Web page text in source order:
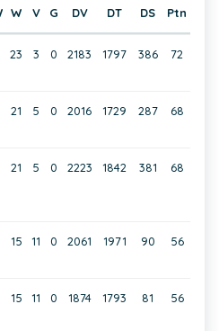
W V G DV DT DS Ptn
23 3 0 2183 1797 386 72
21 5 0 2016 1729 287 68
21 5 0 2223 1842 381 68
15 11 0 2061 1971 90 56
15 11 0 1874 1793 81 56